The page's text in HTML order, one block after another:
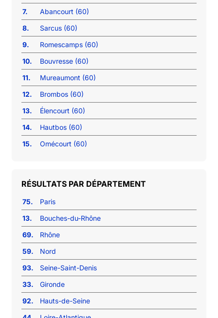
7.
Abancourt (60)
8.
Sarcus (60)
9.
Romescamps (60)
10.
Bouvresse (60)
11.
Mureaumont (60)
12.
Brombos (60)
13.
Élencourt (60)
14.
Hautbos (60)
15.
Omécourt (60)
RÉSULTATS PAR DÉPARTEMENT
75.
Paris
13.
Bouches-du-Rhône
69.
Rhône
59.
Nord
93.
Seine-Saint-Denis
33.
Gironde
92.
Hauts-de-Seine